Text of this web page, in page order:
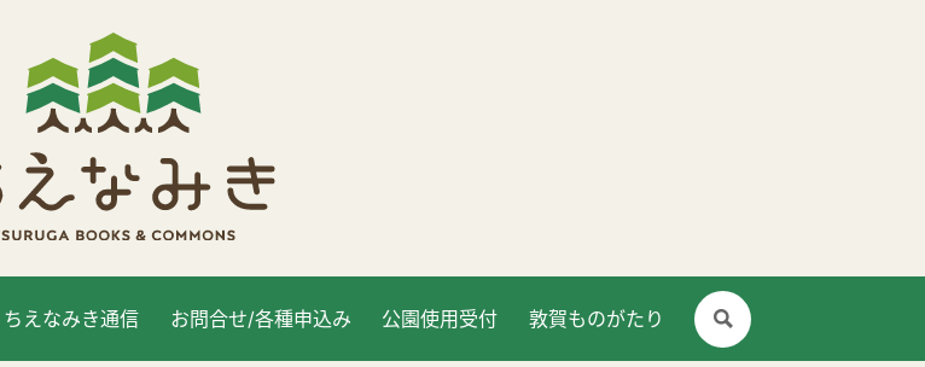
ちえなみき通信 お問合せ/各種申込み 公園使用受付 敦賀ものがたり